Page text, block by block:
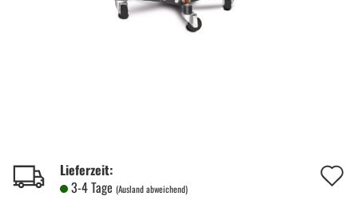
Lieferzeit:
3-4 Tage (Ausland abweichend)